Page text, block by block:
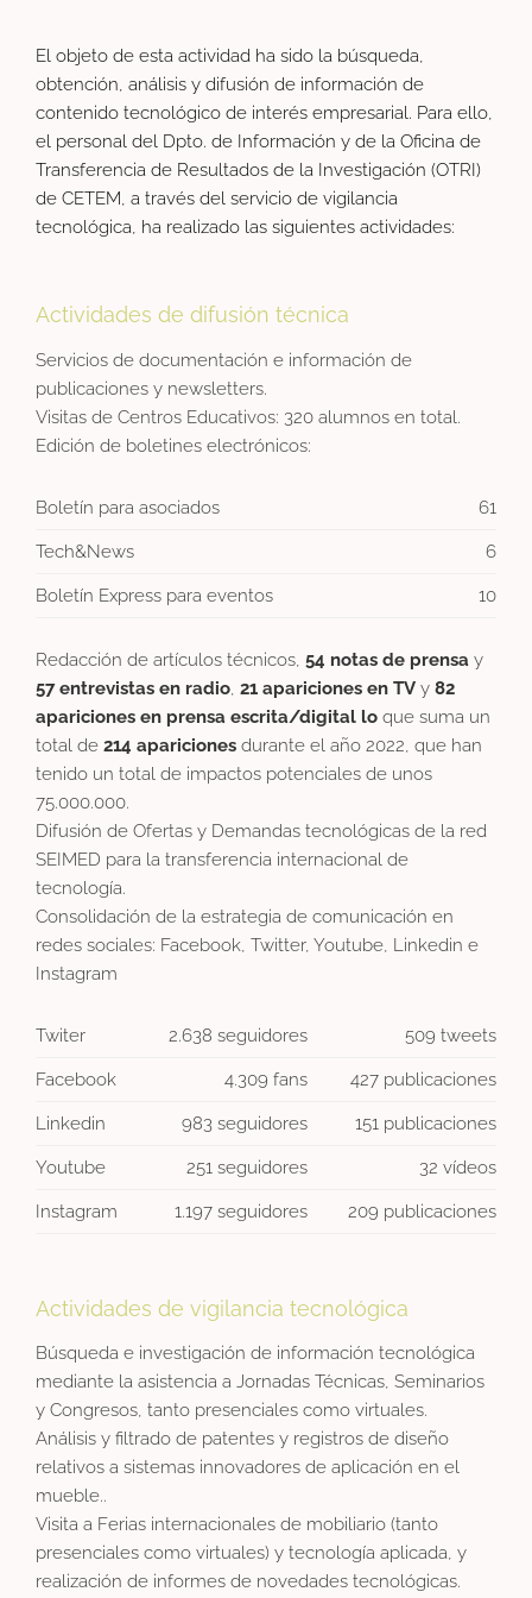
El objeto de esta actividad ha sido la búsqueda,
obtención, análisis y difusión de información de
contenido tecnológico de interés empresarial. Para ello,
el personal del Dpto. de Información y de la Oficina de
Transferencia de Resultados de la Investigación (OTRI)
de CETEM, a través del servicio de vigilancia
tecnológica, ha realizado las siguientes actividades:
Actividades de difusión técnica
Servicios de documentación e información de
publicaciones y newsletters.
Visitas de Centros Educativos: 320 alumnos en total.
Edición de boletines electrónicos:
Boletín para asociados 61
Tech&News 6
Boletín Express para eventos 10
Redacción de artículos técnicos, 54 notas de prensa y
57 entrevistas en radio, 21 apariciones en TV y 82
apariciones en prensa escrita/digital lo que suma un
total de 214 apariciones durante el año 2022, que han
tenido un total de impactos potenciales de unos
75.000.000.
Difusión de Ofertas y Demandas tecnológicas de la red
SEIMED para la transferencia internacional de
tecnología.
Consolidación de la estrategia de comunicación en
redes sociales: Facebook, Twitter, Youtube, Linkedin e
Instagram
Twiter 2.638 seguidores 509 tweets
Facebook 4.309 fans 427 publicaciones
Linkedin 983 seguidores 151 publicaciones
Youtube 251 seguidores 32 vídeos
Instagram 1.197 seguidores 209 publicaciones
Actividades de vigilancia tecnológica
Búsqueda e investigación de información tecnológica
mediante la asistencia a Jornadas Técnicas, Seminarios
y Congresos, tanto presenciales como virtuales.
Análisis y filtrado de patentes y registros de diseño
relativos a sistemas innovadores de aplicación en el
mueble..
Visita a Ferias internacionales de mobiliario (tanto
presenciales como virtuales) y tecnología aplicada, y
realización de informes de novedades tecnológicas.